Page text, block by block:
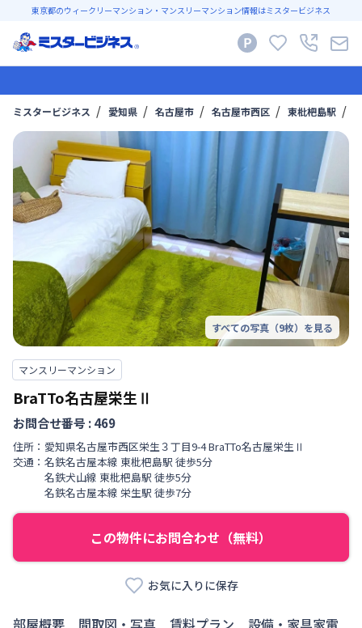
東京都のウィークリーマンション・マンスリーマンション情報はミスタービジネス
ミスタービジネス 愛知県 名古屋市 名古屋市西区 東枇杷島駅
すべての写真（9枚）を見る
マンスリーマンション
BraTTo名古屋栄生Ⅱ
お問合せ番号 :469
住所： 愛知県名古屋市西区栄生３丁目9-4 BraTTo名古屋栄生Ⅱ
交通： 名鉄名古屋本線 東枇杷島駅 徒歩5分
名鉄犬山線 東枇杷島駅 徒歩5分
名鉄名古屋本線 栄生駅 徒歩7分
この物件にお問合わせ（無料）
お気に入りに保存
部屋概要 間取図・写真 賃料プラン 設備・家具家電